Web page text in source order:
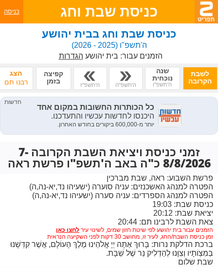
כניסת שבת וחג כניסה
כניסת שבת וחג בבית יהושע
ה'תשפ"ו(2025 - 2026)
הזמנים עבור: בית יהושע הגדרות
לשבת
הקרובה
שנה
נוכחית
ה'תשפ"ו ה'תשפ"ה ה'תשפ"ז
קפיצה
בזמן
הצג
רבנו תם
זמני כניסת ויציאת השבת הקרובה 7-
8/8/2026 כ"ה באב ה'תשפ"ו פרשת ראה
פרשת השבוע: ראה, שבת מברכין
הפטרה למנהג האשכנזים: עניה סוערה (ישעיהו נד,יא-נה,ה)
הפטרה למנהג הספרדים: עניה סערה (ישעיהו נד,יא-נה,ה)
כניסת שבת: 19:03
יציאת שבת: 20:12
צאת השבת לרבינו תם: 20:44
הזמנים עבור בית יהושע לפי שיטת חזון שמים, לשינוי עיר
זמן כניסת השבת/החג, לעיר זו, מחושב 30 דקות לפני השקיעה הנראית
ברכת הדלקת נרות: בָּרוּךְ אַתָּה יְיָ אֱלֹהֵינוּ מֶלֶךְ הָעוֹלָם, אֲשֶׁר קִדְּשָׁנוּ
בְּמִצְוֹתָיו וְצִוָּנוּ לְהַדְלִיק נֵר שֶׁל שַׁבָּת.
שבת שלום